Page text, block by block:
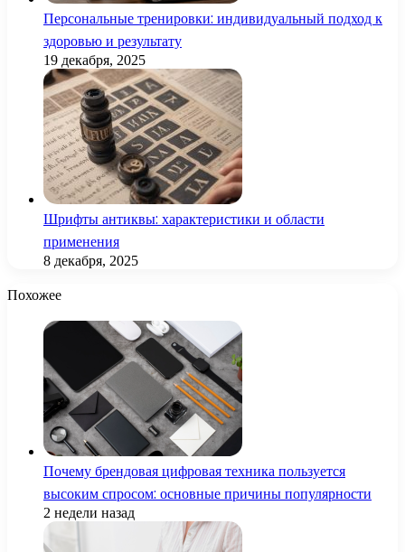
Персональные тренировки: индивидуальный подход к
здоровью и результату
19 декабря, 2025
Шрифты антиквы: характеристики и области
применения
8 декабря, 2025
Похожее
Почему брендовая цифровая техника пользуется
высоким спросом: основные причины популярности
2 недели назад